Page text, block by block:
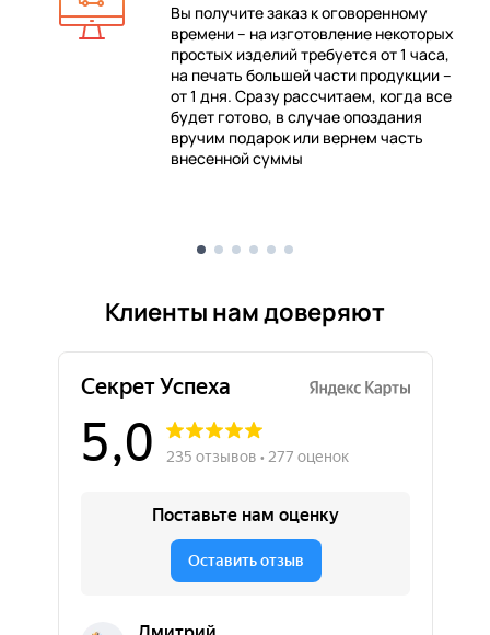
Вы получите заказ к оговоренному
времени – на изготовление некоторых
простых изделий требуется от 1 часа,
на печать большей части продукции –
от 1 дня. Сразу рассчитаем, когда все
будет готово, в случае опоздания
вручим подарок или вернем часть
внесенной суммы
Клиенты нам доверяют